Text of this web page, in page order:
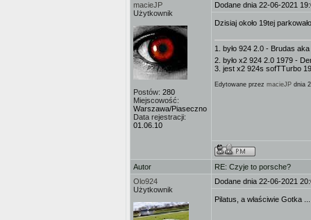
macieJP
Użytkownik
Postów: 280
Miejscowość:
Warszawa/Piaseczno
Data rejestracji:
01.06.10
Dodane dnia 22-06-2021
Dzisiaj około 19tej
1. było 924 2.0 - Brudas
2. było x2 924 2.0 1979 -
3. jest x2 924s sofTTurbo
Edytowane przez macieJP dnia
Autor
RE: Czyje to porsche?
Olo924
Użytkownik
Dodane dnia 22-06-2021
Pilatus, a właściwie Gotka